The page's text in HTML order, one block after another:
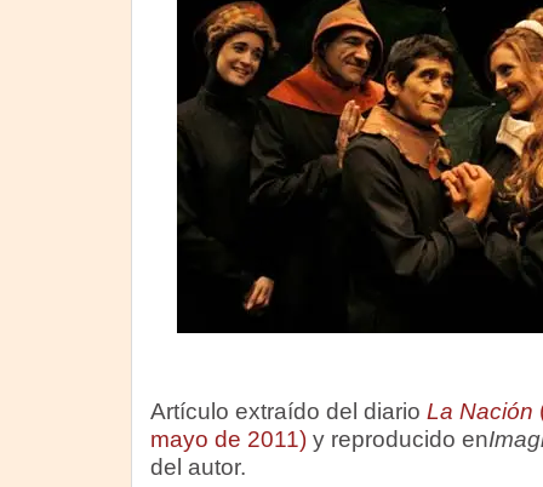
Artículo extraído del diario La Nación
mayo de 2011)y reproducido en
del autor.